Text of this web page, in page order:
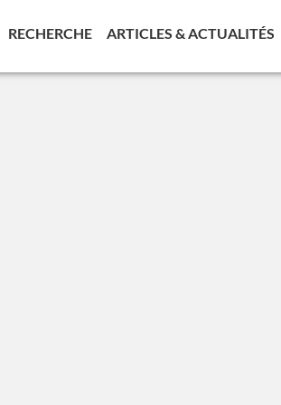
(CURRENT)
RECHERCHE(CURRENT)
ARTICLES & ACTUALITÉS